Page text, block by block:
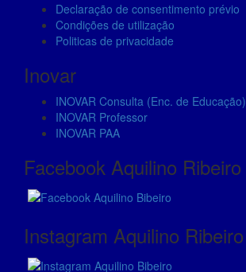
Declaração de consentimento prévio
Condições de utilização
Politicas de privacidade
Inovar
INOVAR Consulta (Enc. de Educação)
INOVAR Professor
INOVAR PAA
Facebook Aquilino Ribeiro
Instagram Aquilino Ribeiro
Experience
In order for
to perform
possible
during your
visit. If you
cookies,
some
functionality
disappear
website.